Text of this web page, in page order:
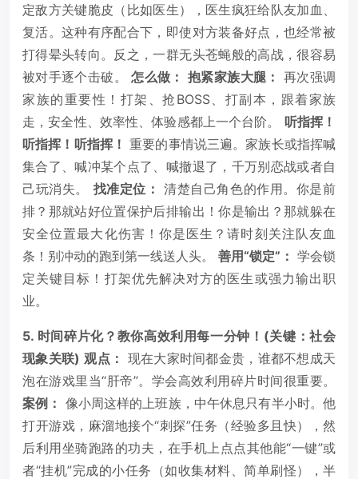
定敌方关键脆皮（比如医生），医生疯狂给队友加血、
复活。这种有序配合下，即使对方装备好点，也经常被
打得晕头转向。反之，一群无头苍蝇般的高战，很容易
被对手逐个击破。怎么做： 抱紧家族大腿： 再次强调
家族的重要性！打架、抢BOSS、打副本，跟着家族
走，安全性、效率性、体验感都上一个台阶。 听指挥！
听指挥！听指挥！ 重要的事情说三遍。家族长或指挥喊
集合了、喊冲某个点了、喊撤退了，千万别恋战或者自
己玩消失。 找准定位： 清楚自己角色的作用。你是前
排？那就站好位置保护后排输出！你是输出？那就躲在
安全位置最大化伤害！你是医生？请时刻关注队友血
条！别冲动的跑到第一线送人头。 善用“锁定”： 学会锁
定关键目标！打架优先解决对方的医生或强力输出职
业。
5. 时间碎片化？教你高效利用每一分钟！(关键：社会
现象关联) 观点： 现在大家时间都金贵，谁都不想成天
泡在游戏里当“肝帝”。学会高效利用碎片时间很重要。
案例： 像小周这样的上班族，中午休息只有半小时。他
打开游戏，麻溜地接个“刺探”任务（经验多且快），然
后利用坐骑跑路的功夫，在手机上点点其他能“一键”或
者“挂机”完成的小任务（如收集材料、简单刷怪），半